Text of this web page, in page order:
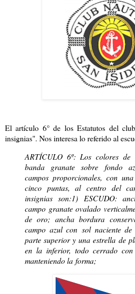
El artículo 6° de los Estatutos del
insignias". Nos interesa lo referido al
ARTÍCULO 6º: Los colores de
banda granate sobre fondo
campos proporcionales, con
cinco puntas, al centro del
insignias son:1) ESCUDO:
campo granate ovalado
de oro; ancha bordura
campo azul con sol naciente
parte superior y una estrella de
en la inferior, todo cerrado
manteniendo la forma;